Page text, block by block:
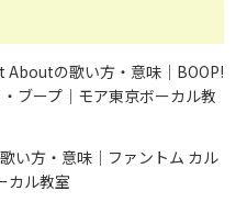
の歌い方・意味｜BOOP!
ブープ｜モア東京ボーカル教
い方・意味｜ファントム カル
カル教室